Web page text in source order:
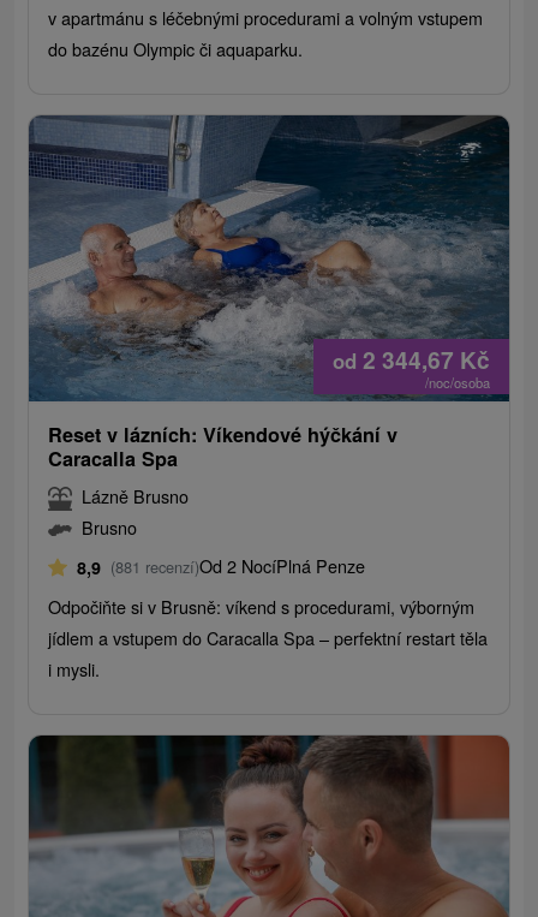
v apartmánu s léčebnými procedurami a volným vstupem
do bazénu Olympic či aquaparku.
od 2 344,67 Kč
/noc/osoba
Reset v lázních: Víkendové hýčkání v
Caracalla Spa
Lázně Brusno
Brusno
8,9 (881 recenzí)Od 2 NocíPlná Penze
Odpočiňte si v Brusně: víkend s procedurami, výborným
jídlem a vstupem do Caracalla Spa – perfektní restart těla
i mysli.